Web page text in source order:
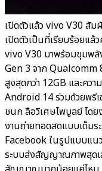
เปิดตัวแล้ว vivo V30 สัม
เปิดตัวเป็นที่เรียบร้อยแ
vivo V30 มาพร้อมขุมพลั
Gen 3 จาก Qualcomm
สูงสุดกว่า 12GB และคว
Android 14 ร่วมด้วยพรี
ชนก ลือวิเศษไพบูลย์ โดย
งานถ่ายทอดสดแบบเต็มร
Facebook ในรูปแบบแ
ระบบส่งสัญญาณภาพสุดเ